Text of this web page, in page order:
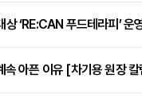
‘RE:CAN 푸드테라피’ 운
속 아픈 이유 [차기용 원장